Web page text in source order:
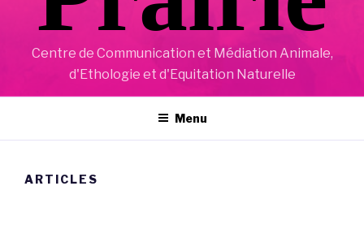
Centre de Communication et Médiation Animale,
d'Ethologie et d'Equitation Naturelle
Menu
ARTICLES